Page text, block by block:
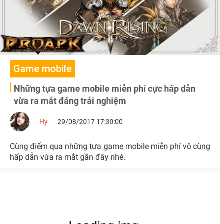
Game mobile
Những tựa game mobile miễn phí cực hấp dẫn
vừa ra mắt đáng trải nghiệm
Hy 29/08/2017 17:30:00
Cùng điểm qua những tựa game mobile miễn phí vô cùng
hấp dẫn vừa ra mắt gần đây nhé.